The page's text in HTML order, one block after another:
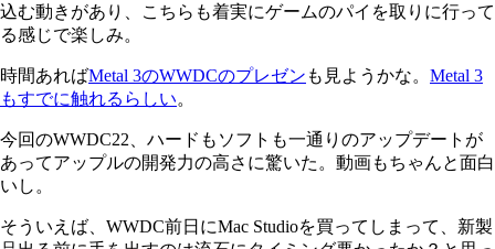
込む動きがあり、こちらも着実にゲームのパイを取りに行って
る感じで楽しみ。
時間あればMetal 3のWWDCのプレゼン も見ようかな。 Metal 3
もすでに触れるらしい。
今回のWWDC22、ハードもソフトも一通りのアップデートが
あってアップルの開発力の高さに驚いた。動画もちゃんと面白
いし。
そういえば、WWDC前日にMac Studioを買ってしまって、新製